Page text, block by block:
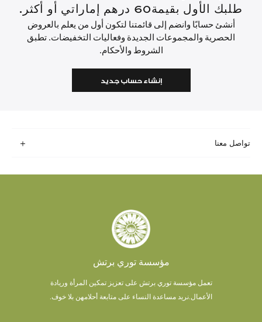
طلبك الأول بقيمة60 درهم إماراتي أو أكثر.
أنشئ حسابًا وانضم إلى قائمتنا لتكون أول من يعلم بالعروض
الحصرية والمجموعات الجديدة وفعاليات التخفيضات. تطبق
الشروط والأحكام.
إنشاء حساب جديد
تواصل معنا
مؤسسة توري برتش
تعمل مؤسسة توري برتش على تعزيز تمكين المرأة وريادة
الأعمال. نريد مساعدة النساء على متابعة أحلامهن بلا خوف.